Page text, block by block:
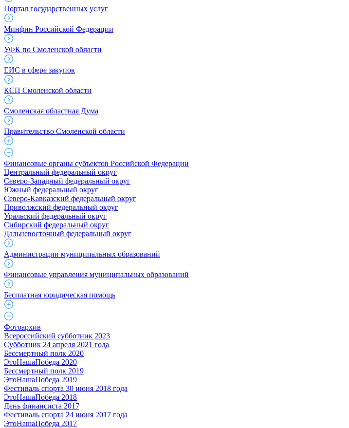
Портал государственных услуг
Минфин Российской Федерации
УФК по Смоленской области
ЕИС в сфере закупок
КСП Смоленской области
Смоленская областная Дума
Правительство Смоленской области
Финансовые органы субъектов Российской Федерации
Центральный федеральный округ
Северо-Западный федеральный округ
Южный федеральный округ
Северо-Кавказский федеральный округ
Приволжский федеральный округ
Уральский федеральный округ
Сибирский федеральный округ
Дальневосточный федеральный округ
Администрации муниципальных образований
Финансовые управления муниципальных образований
Бесплатная юридическая помощь
Фотоархив
Всероссийский субботник 2023
Субботник 24 апреля 2021 года
Бессмертный полк 2020
ЭтоНашаПобеда 2020
Бессмертный полк 2019
ЭтоНашаПобеда 2019
Фестиваль спорта 30 июня 2018 года
ЭтоНашаПобеда 2018
День финансиста 2017
Фестиваль спорта 24 июня 2017 года
ЭтоНашаПобеда 2017